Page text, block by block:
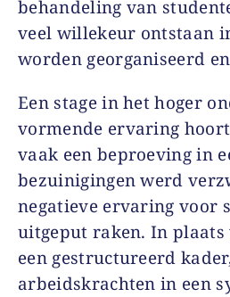
behandeling van
veel willekeur ontstaan
worden georganiseerd
Een stage in het hoger
vormende ervaring
vaak een beproeving in
bezuinigingen werd
negatieve ervaring voor
uitgeput raken. In
een gestructureerd
arbeidskrachten in een